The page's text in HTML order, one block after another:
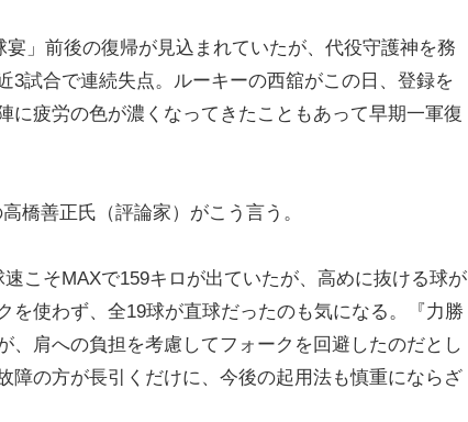
」前後の復帰が見込まれていたが、代役守護神を務
3試合で連続失点。ルーキーの西舘がこの日、登録を
に疲労の色が濃くなってきたこともあって早期一軍復
橋善正氏（評論家）がこう言う。
速こそMAXで159キロが出ていたが、高めに抜ける球が
を使わず、全19球が直球だったのも気になる。『力勝
、肩への負担を考慮してフォークを回避したのだとし
障の方が長引くだけに、今後の起用法も慎重にならざ